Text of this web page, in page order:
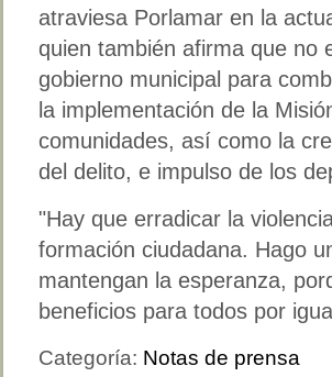
atraviesa Porlamar en la
quien también afirma que no
gobierno municipal para
la implementación de la
comunidades, así como la
del delito, e impulso de los
Hay que erradicar la
formación ciudadana. Hago
mantengan la esperanza,
beneficios para todos por igual
Categoría: Notas de prensa